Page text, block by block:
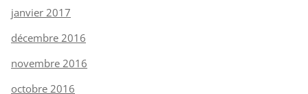
janvier 2017
décembre 2016
novembre 2016
octobre 2016